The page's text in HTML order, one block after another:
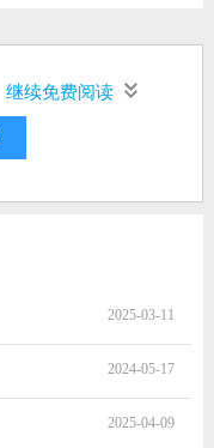
继续免费阅读
2025-03-11
2024-05-17
2025-04-09